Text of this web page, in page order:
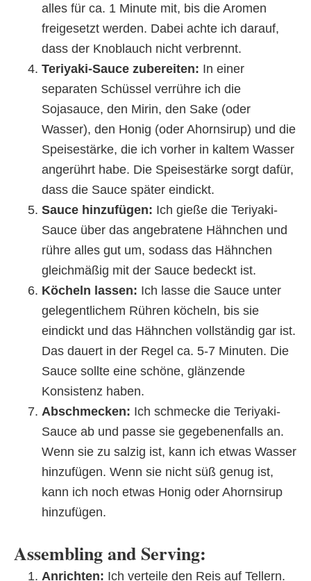
alles für ca. 1 Minute mit, bis die Aromen
freigesetzt werden. Dabei achte ich darauf,
dass der Knoblauch nicht verbrennt.
Teriyaki-Sauce zubereiten: In einer
separaten Schüssel verrühre ich die
Sojasauce, den Mirin, den Sake (oder
Wasser), den Honig (oder Ahornsirup) und die
Speisestärke, die ich vorher in kaltem Wasser
angerührt habe. Die Speisestärke sorgt dafür,
dass die Sauce später eindickt.
Sauce hinzufügen: Ich gieße die Teriyaki-
Sauce über das angebratene Hähnchen und
rühre alles gut um, sodass das Hähnchen
gleichmäßig mit der Sauce bedeckt ist.
Köcheln lassen: Ich lasse die Sauce unter
gelegentlichem Rühren köcheln, bis sie
eindickt und das Hähnchen vollständig gar ist.
Das dauert in der Regel ca. 5-7 Minuten. Die
Sauce sollte eine schöne, glänzende
Konsistenz haben.
Abschmecken: Ich schmecke die Teriyaki-
Sauce ab und passe sie gegebenenfalls an.
Wenn sie zu salzig ist, kann ich etwas Wasser
hinzufügen. Wenn sie nicht süß genug ist,
kann ich noch etwas Honig oder Ahornsirup
hinzufügen.
Assembling and Serving:
Anrichten: Ich verteile den Reis auf Tellern.